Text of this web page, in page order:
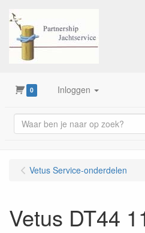
0 Inloggen
Vetus Service-onderdelen
Vetus DT44